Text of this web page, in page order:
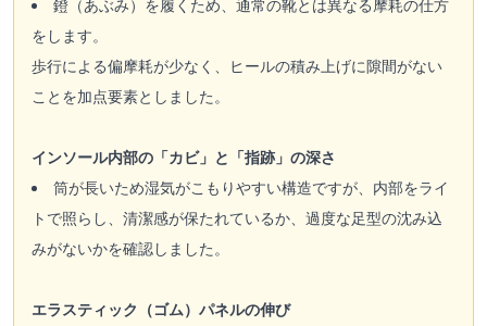
鐙（あぶみ）を履くため、通常の靴とは異なる摩耗の仕方
をします。
歩行による偏摩耗が少なく、ヒールの積み上げに隙間がない
ことを加点要素としました。
インソール内部の「カビ」と「指跡」の深さ
筒が長いため湿気がこもりやすい構造ですが、内部をライ
トで照らし、清潔感が保たれているか、過度な足型の沈み込
みがないかを確認しました。
エラスティック（ゴム）パネルの伸び